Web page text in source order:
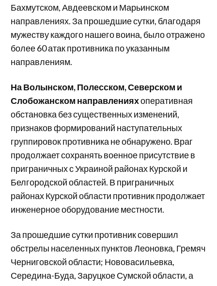
Бахмутском, Авдеевском и Марьинском
направлениях. За прошедшие сутки, благодаря
мужеству каждого нашего воина, было отражено
более 60 атак противника по указанным
направлениям.
На Волынском, Полесском, Северском и
Слобожанском направленияхоперативная
обстановка без существенных изменений,
признаков формирований наступательных
группировок противника не обнаружено. Враг
продолжает сохранять военное присутствие в
приграничных с Украиной районах Курской и
Белгородской областей. В приграничных
районах Курской области противник продолжает
инженерное оборудование местности.
За прошедшие сутки противник совершил
обстрелы населенных пунктов Леоновка, Гремяч
Черниговской области; Нововасильевка,
Середина-Буда, Заруцкое Сумской области, а